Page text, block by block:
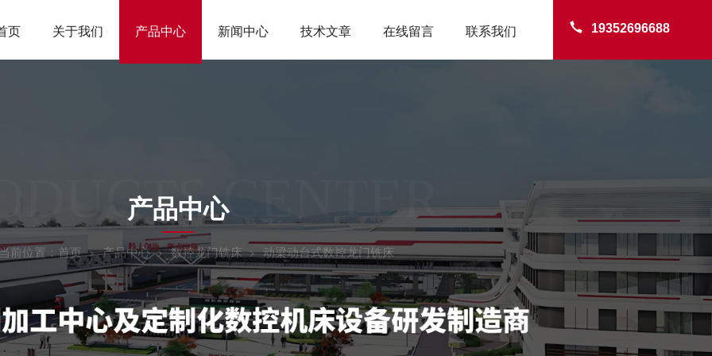
19352696688
页 关于我们 产品中心 新闻中心 技术文章 在线留言 联系我们
CENTER
产品中心
前位置： 首页 产品中心 数控龙门铣床 动梁动台式数控龙门铣床